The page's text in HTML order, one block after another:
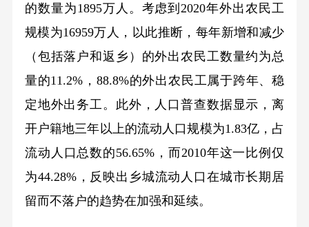
的数量为1895万人。考虑到2020年外出农民工
规模为16959万人，以此推断，每年新增和减少
（包括落户和返乡）的外出农民工数量约为总
量的11.2%，88.8%的外出农民工属于跨年、稳
定地外出务工。此外，人口普查数据显示，离
开户籍地三年以上的流动人口规模为1.83亿，占
流动人口总数的56.65%，而2010年这一比例仅
为44.28%，反映出乡城流动人口在城市长期居
留而不落户的趋势在加强和延续。